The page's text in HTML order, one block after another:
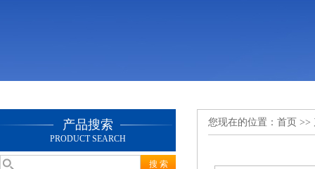
产品搜索
PRODUCT SEARCH
您现在的位置： 首页 >>